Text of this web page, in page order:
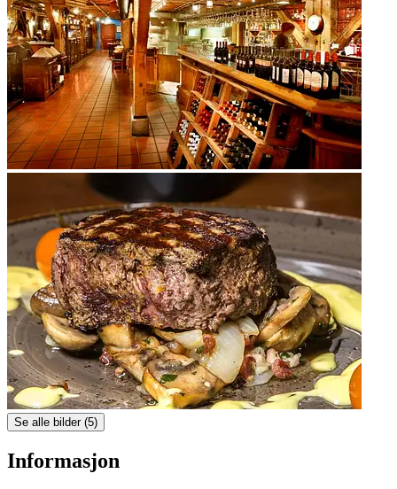
Se alle bilder (5)
Informasjon